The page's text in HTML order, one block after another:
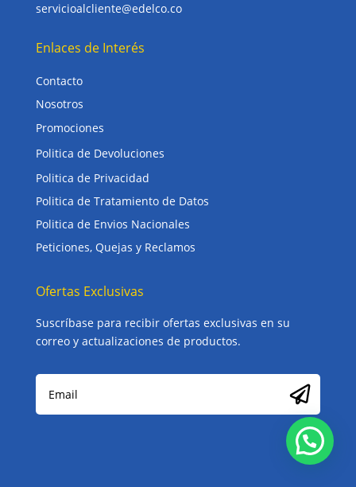
servicioalcliente@edelco.co
Enlaces de Interés
Contacto
Nosotros
Promociones
Politica de Devoluciones
Politica de Privacidad
Politica de Tratamiento de Datos
Politica de Envios Nacionales
Peticiones, Quejas y Reclamos
Ofertas Exclusivas
Suscríbase para recibir ofertas exclusivas en su
correo y actualizaciones de productos.